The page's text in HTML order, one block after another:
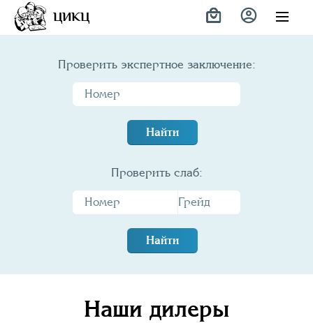
ЦИКЦ
Проверить экспертное заключение:
Найти
Проверить слаб:
Найти
Наши дилеры